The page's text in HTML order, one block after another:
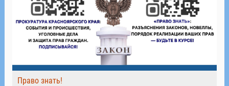
Право знать!